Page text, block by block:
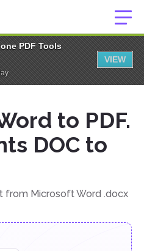
PDF Tools
VIEW
to PDF.
DOC to
from Microsoft Word .docx